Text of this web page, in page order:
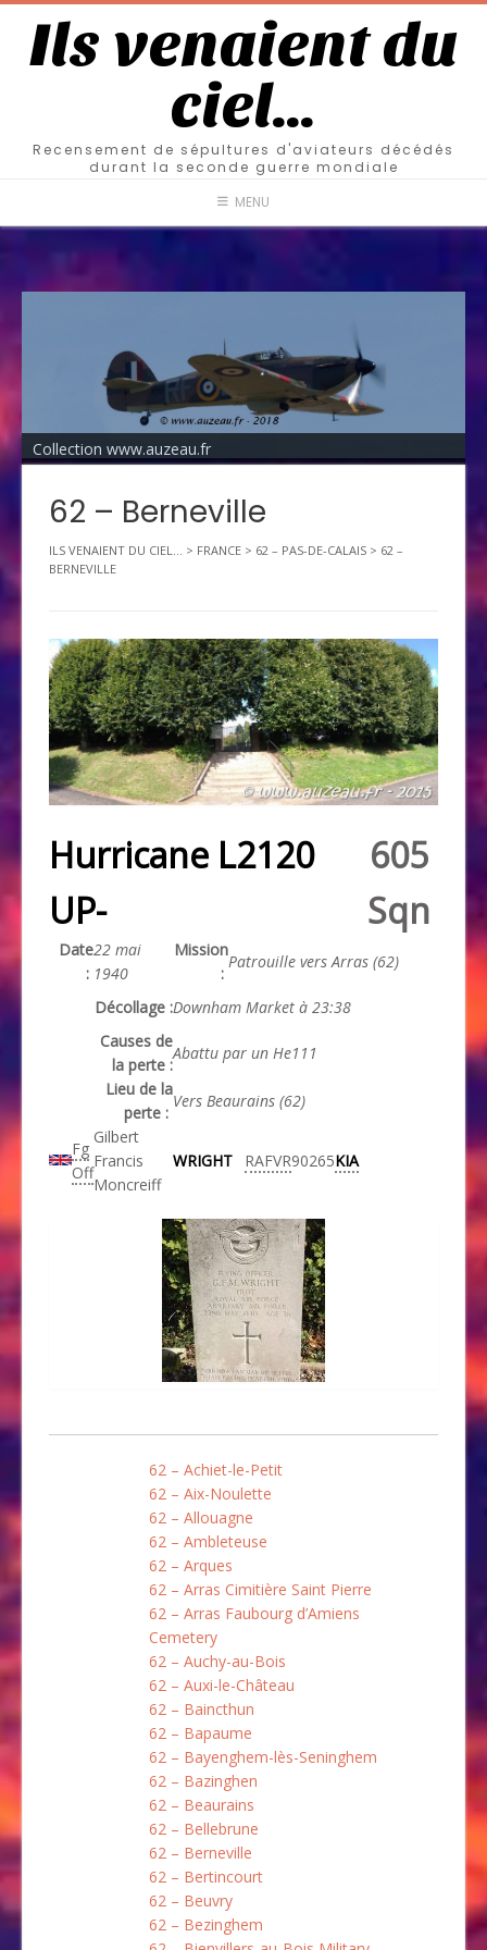
Ils venaient du
ciel…
Recensement de sépultures d'aviateurs décédés
durant la seconde guerre mondiale
MENU
Collection www.auzeau.fr
62 – Berneville
ILS VENAIENT DU CIEL... > FRANCE > 62 – PAS-DE-CALAIS > 62 –
BERNEVILLE
Hurricane L2120
UP-
605
Sqn
Date
:
22 mai
1940
Mission
:
Patrouille vers Arras (62)
Décollage :Downham Market à 23:38
Causes de
la perte :
Abattu par un He111
Lieu de la
perte :
Vers Beaurains (62)
Fg
Off
Gilbert
Francis
Moncreiff
WRIGHT RAFVR90265KIA
62 – Achiet-le-Petit
62 – Aix-Noulette
62 – Allouagne
62 – Ambleteuse
62 – Arques
62 – Arras Cimitière Saint Pierre
62 – Arras Faubourg d’Amiens
Cemetery
62 – Auchy-au-Bois
62 – Auxi-le-Château
62 – Baincthun
62 – Bapaume
62 – Bayenghem-lès-Seninghem
62 – Bazinghen
62 – Beaurains
62 – Bellebrune
62 – Berneville
62 – Bertincourt
62 – Beuvry
62 – Bezinghem